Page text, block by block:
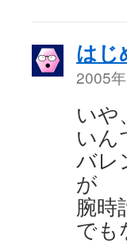
はじ
2005
いや
いん
バレ
が
腕時
で